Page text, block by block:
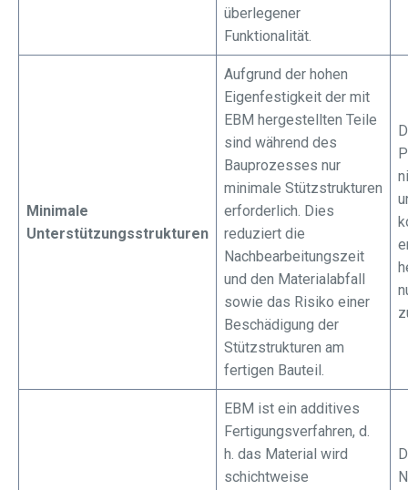
überlegener
Funktionalität.
Minimale
Unterstützungsstrukturen
Aufgrund der hohen
Eigenfestigkeit der mit
EBM hergestellten Teile
sind während des
Bauprozesses nur
minimale Stützstrukturen
erforderlich. Dies
reduziert die
Nachbearbeitungszeit
und den Materialabfall
sowie das Risiko einer
Beschädigung der
Stützstrukturen am
fertigen Bauteil.
EBM ist ein additives
Fertigungsverfahren, d.
h. das Material wird
schichtweise